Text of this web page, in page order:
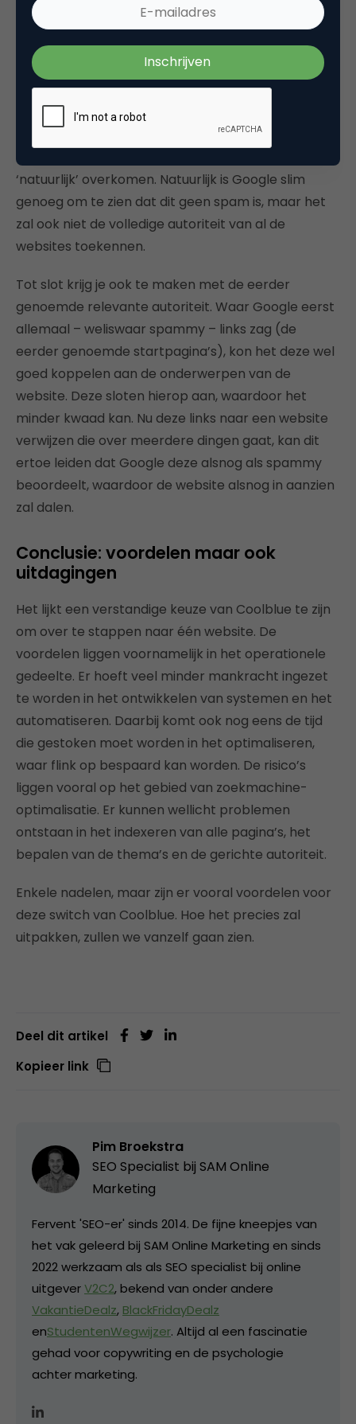
plaats van dat slechts één van de 359 websites
hiervan profiteert.
Valkuil
Toch zitten er ook nadelen verbonden aan het
redirecten van alle oude URL’s. Zo krijgt Google in
één keer een klap verwijzingen erbij, die niet echt
‘natuurlijk’ overkomen. Natuurlijk is Google slim
genoeg om te zien dat dit geen spam is, maar het
zal ook niet de volledige autoriteit van al de
websites toekennen.
Tot slot krijg je ook te maken met de eerder
genoemde relevante autoriteit. Waar Google eerst
allemaal – weliswaar spammy – links zag (de
eerder genoemde startpagina’s), kon het deze wel
goed koppelen aan de onderwerpen van de
website. Deze sloten hierop aan, waardoor het
minder kwaad kan. Nu deze links naar een website
verwijzen die over meerdere dingen gaat, kan dit
ertoe leiden dat Google deze alsnog als spammy
beoordeelt, waardoor de website alsnog in aanzien
zal dalen.
Conclusie: voordelen maar ook
uitdagingen
Het lijkt een verstandige keuze van Coolblue te zijn
om over te stappen naar één website. De
voordelen liggen voornamelijk in het operationele
gedeelte. Er hoeft veel minder mankracht ingezet
te worden in het ontwikkelen van systemen en het
automatiseren. Daarbij komt ook nog eens de tijd
die gestoken moet worden in het optimaliseren,
waar flink op bespaard kan worden. De risico’s
liggen vooral op het gebied van zoekmachine-
optimalisatie. Er kunnen wellicht problemen
ontstaan in het indexeren van alle pagina’s, het
bepalen van de thema’s en de gerichte autoriteit.
Enkele nadelen, maar zijn er vooral voordelen voor
deze switch van Coolblue. Hoe het precies zal
uitpakken, zullen we vanzelf gaan zien.
Deel dit artikel
Kopieer link
Pim Broekstra
SEO Specialist bij SAM Online
Marketing
Fervent 'SEO-er' sinds 2014. De fijne kneepjes van
het vak geleerd bij SAM Online Marketing en sinds
2022 werkzaam als als SEO specialist bij online
uitgeverV2C2, bekend van onder andere
VakantieDealz, BlackFridayDealz
enStudentenWegwijzer. Altijd al een fascinatie
gehad voor copywriting en de psychologie
achter marketing.